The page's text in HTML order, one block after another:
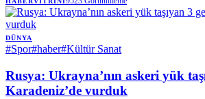
DÜNYA
#Spor#haber#Kültür Sanat
Rusya: Ukrayna’nın askeri yük
Karadeniz’de vurduk